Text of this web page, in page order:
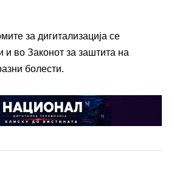
за дигитализација се
и во Законот за заштита на
болести.